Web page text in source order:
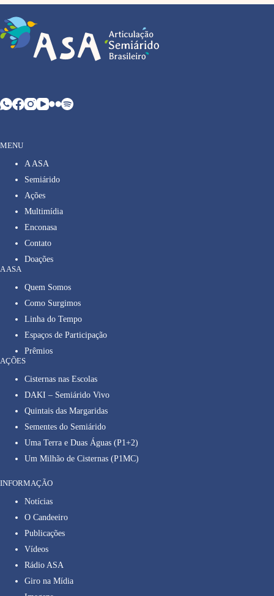
MENU
A ASA
Semiárido
Ações
Multimídia
Enconasa
Contato
Doações
A ASA
Quem Somos
Como Surgimos
Linha do Tempo
Espaços de Participação
Prêmios
AÇÕES
Cisternas nas Escolas
DAKI – Semiárido Vivo
Quintais das Margaridas
Sementes do Semiárido
Uma Terra e Duas Águas (P1+2)
Um Milhão de Cisternas (P1MC)
INFORMAÇÃO
Notícias
O Candeeiro
Publicações
Vídeos
Rádio ASA
Giro na Mídia